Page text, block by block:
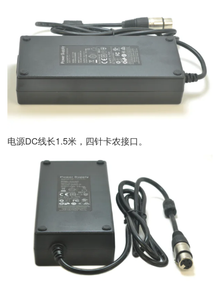
电源DC线长1.5米，四针卡农接口。